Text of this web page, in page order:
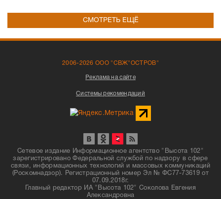
СМОТРЕТЬ ЕЩЁ
2006-2026 ООО "СВЖ"ОСТРОВ"
Реклама на сайте
Системы рекомендаций
Сетевое издание Информационное агентство "Высота 102"
зарегистрировано Федеральной службой по надзору в сфере
связи, информационных технологий и массовых коммуникаций
(Роскомнадзор). Регистрационный номер Эл № ФС77-73619 от
07.09.2018г.
Главный редактор ИА "Высота 102" Соколова Евгения
Александровна